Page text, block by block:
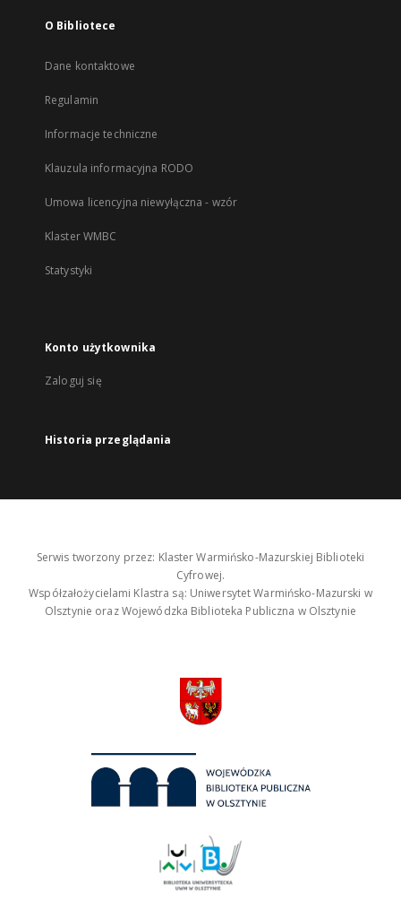
O Bibliotece
Dane kontaktowe
Regulamin
Informacje techniczne
Klauzula informacyjna RODO
Umowa licencyjna niewyłączna - wzór
Klaster WMBC
Statystyki
Konto użytkownika
Zaloguj się
Historia przeglądania
Serwis tworzony przez: Klaster Warmińsko-Mazurskiej Biblioteki
Cyfrowej.
Współzałożycielami Klastra są: Uniwersytet Warmińsko-Mazurski w
Olsztynie oraz Wojewódzka Biblioteka Publiczna w Olsztynie